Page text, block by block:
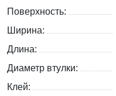
Поверхность:
Ширина:
Длина:
Диаметр втулки:
Клей: